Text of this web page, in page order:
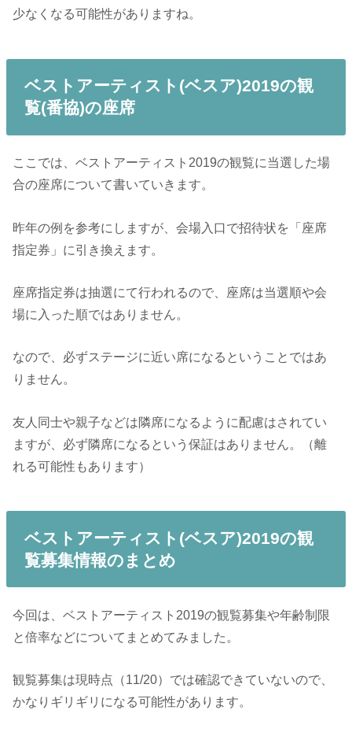
少なくなる可能性がありますね。
ベストアーティスト(ベスア)2019の観
覧(番協)の座席
ここでは、ベストアーティスト2019の観覧に当選した場
合の座席について書いていきます。
昨年の例を参考にしますが、会場入口で招待状を「座席
指定券」に引き換えます。
座席指定券は抽選にて行われるので、座席は当選順や会
場に入った順ではありません。
なので、必ずステージに近い席になるということではあ
りません。
友人同士や親子などは隣席になるように配慮はされてい
ますが、必ず隣席になるという保証はありません。（離
れる可能性もあります）
ベストアーティスト(ベスア)2019の観
覧募集情報のまとめ
今回は、ベストアーティスト2019の観覧募集や年齢制限
と倍率などについてまとめてみました。
観覧募集は現時点（11/20）では確認できていないので、
かなりギリギリになる可能性があります。